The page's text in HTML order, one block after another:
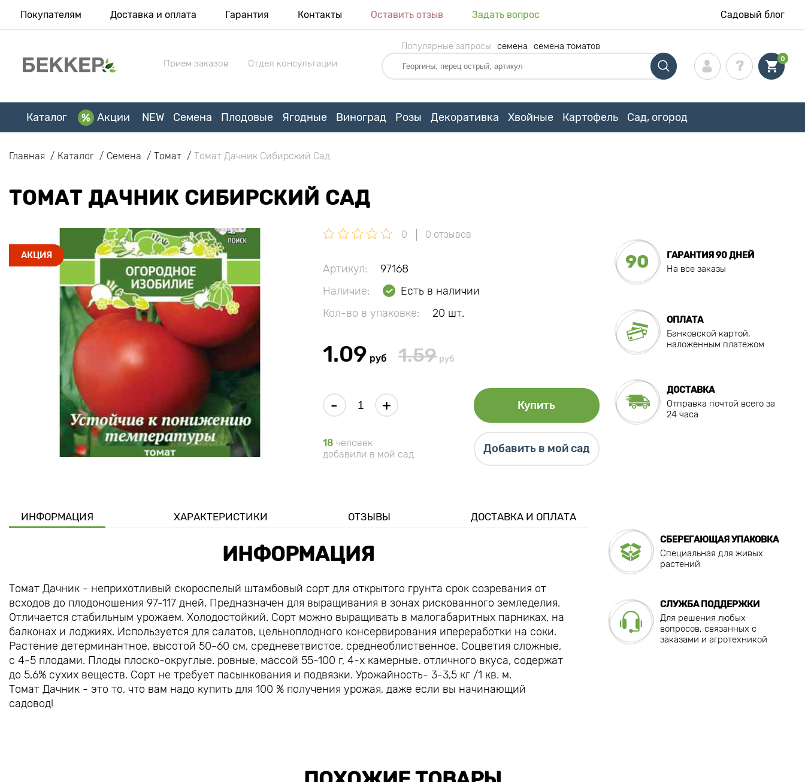
Покупателям Доставка и оплата Гарантия Контакты Оставить отзыв Задать вопрос Садовый блог
Прием заказов Отдел консультации
Популярные запросы семена семена томатов
0
Каталог Акции NEW Семена Плодовые Ягодные Виноград Розы Декоративка Хвойные Картофель Сад, огород
Главная Каталог Семена Томат Томат Дачник Сибирский Сад
ТОМАТ ДАЧНИК СИБИРСКИЙ САД
АКЦИЯ
0 0 отзывов
Артикул:
97168
Наличие:
Есть в наличии
Кол-во в упаковке:
20 шт.
1.09 руб 1.59 руб
- + Купить
18 человек
добавили в мой сад
Добавить в мой сад
90
ГАРАНТИЯ 90 ДНЕЙ
На все заказы
ОПЛАТА
Банковской картой,
наложенным платежом
ДОСТАВКА
Отправка почтой всего за
24 часа
ИНФОРМАЦИЯ ХАРАКТЕРИСТИКИ ОТЗЫВЫ ДОСТАВКА И ОПЛАТА
ИНФОРМАЦИЯ
Томат Дачник - неприхотливый скороспелый штамбовый сорт для открытого грунта срок созревания от
всходов до плодоношения 97-117 дней. Предназначен для выращивания в зонах рискованного земледелия.
Отличается стабильным урожаем. Холодостойкий. Сорт можно выращивать в малогабаритных парниках, на
балконах и лоджиях. Используется для салатов, цельноплодного консервирования ипереработки на соки.
Растение детерминантное, высотой 50-60 см, средневетвистое, среднеоблиственное. Соцветия сложные,
с 4-5 плодами. Плоды плоско-округлые. ровные, массой 55-100 г, 4-х камерные. отличного вкуса, содержат
до 5,6% сухих веществ. Сорт не требует пасынкования и подвязки. Урожайность- 3-3,5 кг /1 кв. м.
Томат Дачник - это то, что вам надо купить для 100 % получения урожая, даже если вы начинающий
садовод!
СБЕРЕГАЮЩАЯ УПАКОВКА
Специальная для живых
растений
СЛУЖБА ПОДДЕРЖКИ
Для решения любых
вопросов, связанных с
заказами и агротехникой